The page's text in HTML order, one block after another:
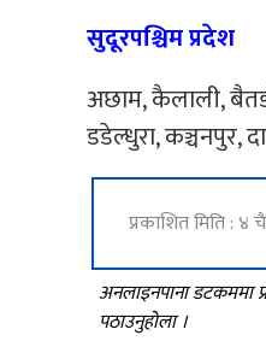
सुदूरपश्चिम प्रदेश
अछाम, कैलाली,
डडेल्धुरा, कञ्चनपुर,
प्रकाशित मिति :
अनलाइनपाना डटकममा
पठाउनुहोला ।